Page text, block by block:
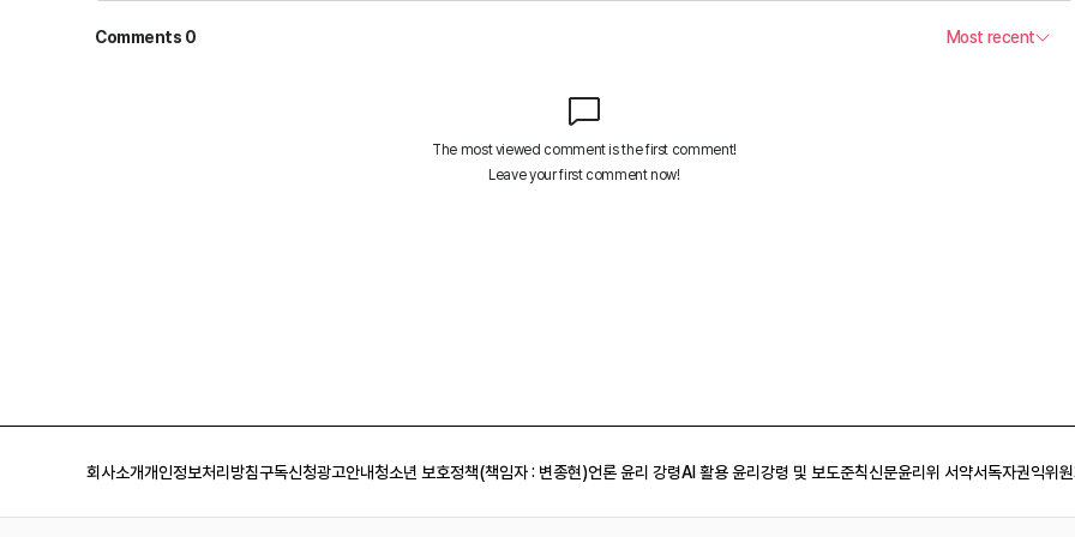
회사소개개인정보처리방침구독신청광고안내청소년 보호정책(책임자 : 변종현)언론 윤리 강령AI 활용 윤리강령 및 보도준칙신문윤리위 서약서독자권익위